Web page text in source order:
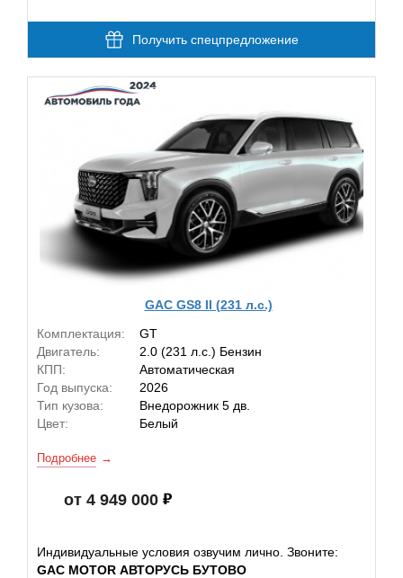
Получить спецпредложение
GAC GS8 II (231 л.с.)
Комплектация:
GT
Двигатель:
2.0 (231 л.с.) Бензин
КПП:
Автоматическая
Год выпуска:
2026
Тип кузова:
Внедорожник 5 дв.
Цвет:
Белый
Подробнее
от 4 949 000
Индивидуальные условия озвучим лично. Звоните:
GAC MOTOR АВТОРУСЬ БУТОВО